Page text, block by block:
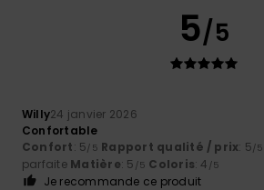
5/5
Willy24 janvier 2026
Confortable
Confort: 5/5 Rapport qualité / prix: 5/5
parfaite Matière: 5 /5 Coloris: 4 /5
Je recommande ce produit